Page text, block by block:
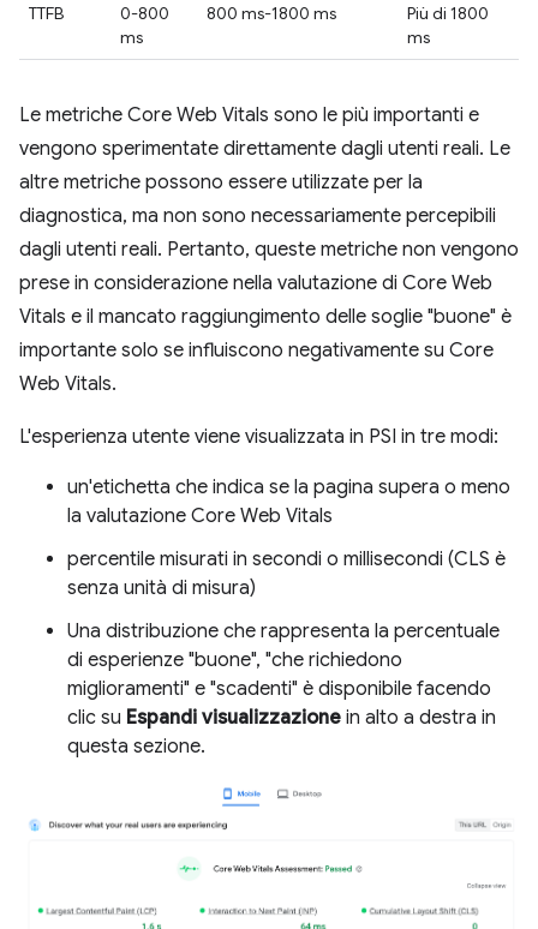
TTFB
0-800
ms
800 ms-1800 ms
Più di 1800
ms
Le metriche Core Web Vitals sono le più importanti e
vengono sperimentate direttamente dagli utenti reali. Le
altre metriche possono essere utilizzate per la
diagnostica, ma non sono necessariamente percepibili
dagli utenti reali. Pertanto, queste metriche non vengono
prese in considerazione nella valutazione di Core Web
Vitals e il mancato raggiungimento delle soglie "buone" è
importante solo se influiscono negativamente su Core
Web Vitals.
L'esperienza utente viene visualizzata in PSI in tre modi:
un'etichetta che indica se la pagina supera o meno
la valutazione Core Web Vitals
percentile misurati in secondi o millisecondi (CLS è
senza unità di misura)
Una distribuzione che rappresenta la percentuale
di esperienze "buone", "che richiedono
miglioramenti" e "scadenti" è disponibile facendo
clic su Espandi visualizzazione in alto a destra in
questa sezione.